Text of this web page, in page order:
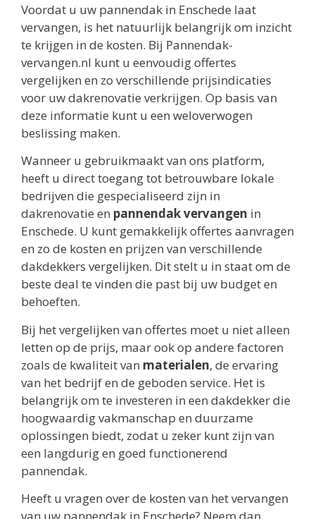
Voordat u uw pannendak in Enschede laat
vervangen, is het natuurlijk belangrijk om inzicht
te krijgen in de kosten. Bij Pannendak-
vervangen.nl kunt u eenvoudig offertes
vergelijken en zo verschillende prijsindicaties
voor uw dakrenovatie verkrijgen. Op basis van
deze informatie kunt u een weloverwogen
beslissing maken.
Wanneer u gebruikmaakt van ons platform,
heeft u direct toegang tot betrouwbare lokale
bedrijven die gespecialiseerd zijn in
dakrenovatie en pannendak vervangen in
Enschede. U kunt gemakkelijk offertes aanvragen
en zo de kosten en prijzen van verschillende
dakdekkers vergelijken. Dit stelt u in staat om de
beste deal te vinden die past bij uw budget en
behoeften.
Bij het vergelijken van offertes moet u niet alleen
letten op de prijs, maar ook op andere factoren
zoals de kwaliteit van materialen, de ervaring
van het bedrijf en de geboden service. Het is
belangrijk om te investeren in een dakdekker die
hoogwaardig vakmanschap en duurzame
oplossingen biedt, zodat u zeker kunt zijn van
een langdurig en goed functionerend
pannendak.
Heeft u vragen over de kosten van het vervangen